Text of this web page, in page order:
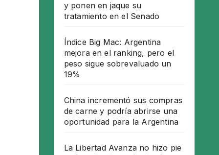
y ponen en jaque su
tratamiento en el Senado
Índice Big Mac: Argentina
mejora en el ranking, pero el
peso sigue sobrevaluado un
19%
China incrementó sus compras
de carne y podría abrirse una
oportunidad para la Argentina
La Libertad Avanza no hizo pie